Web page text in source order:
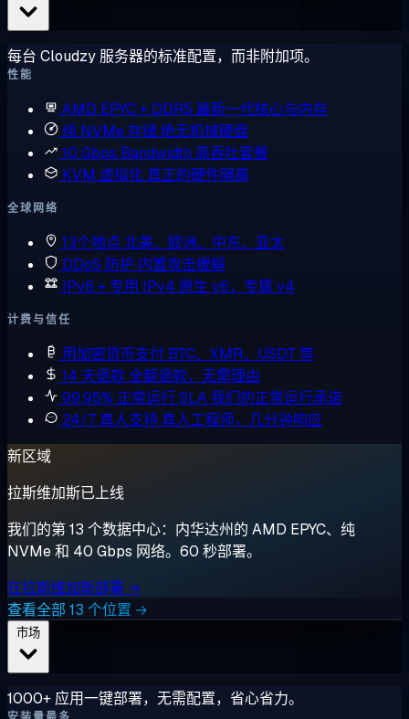
每台 Cloudzy 服务器的标准配置，而非附加项。
性能
AMD EPYC + DDR5 最新一代核心与内存
纯 NVMe 存储绝无机械硬盘
10 Gbps Bandwidth 高吞吐套餐
KVM 虚拟化 真正的硬件隔离
全球网络
13个地点 北美、欧洲、中东、亚太
DDoS 防护 内置攻击缓解
IPv6 + 专用 IPv4 原生 v6，专属 v4
计费与信任
用加密货币支付 BTC、XMR、USDT 等
14 天退款全额退款，无需理由
99.95% 正常运行 SLA我们的正常运行承诺
24/7 真人支持 真人工程师，几分钟响应
新区域
拉斯维加斯已上线
我们的第 13 个数据中心：内华达州的 AMD EPYC、纯
NVMe 和 40 Gbps 网络。60 秒部署。
在拉斯维加斯部署 →
查看全部 13 个位置 →
1000+ 应用一键部署，无需配置，省心省力。